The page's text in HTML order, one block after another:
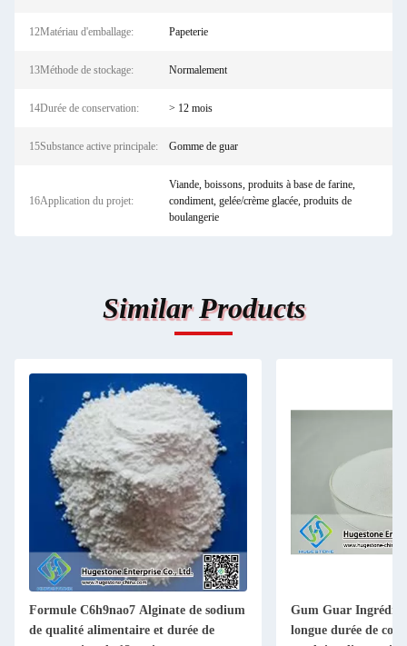
12Matériau d'emballage: Papeterie
13Méthode de stockage: Normalement
14Durée de conservation: > 12 mois
15Substance active principale: Gomme de guar
16Application du projet:
Viande, boissons, produits à base de farine,
condiment, gelée/crème glacée, produits de
boulangerie
Similar Products
Formule C6h9nao7 Alginate de sodium
de qualité alimentaire et durée de
Gum Guar
longue durée de